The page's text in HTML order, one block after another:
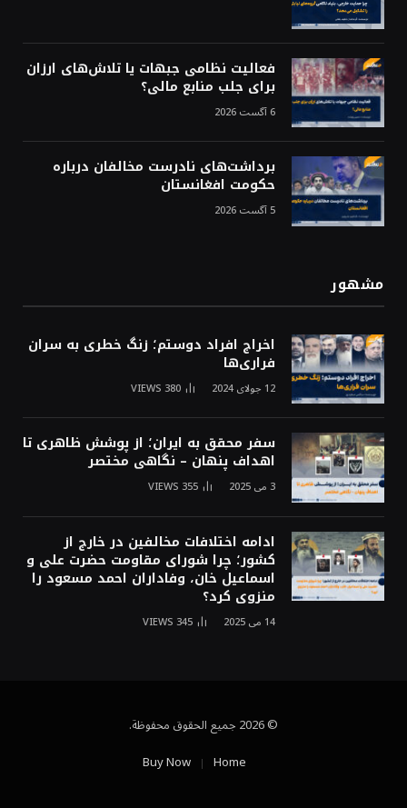
فعالیت نظامی جبهات یا تلاش‌های ارزان
برای جلب منابع مالی؟
6 آگست 2026
برداشت‌های نادرست مخالفان درباره
حکومت افغانستان
5 آگست 2026
مشهور
اخراج افراد دوستم؛ زنگ خطری به سران
فراری‌ها
12 جولای 2024 380
VIEWS
سفر محقق به ایران؛ از پوشش ظاهری تا
اهداف پنهان – نگاهی مختصر
3 می 2025 355
VIEWS
ادامه اختلافات مخالفین در خارج از
کشور؛ چرا شورای مقاومت حضرت علی و
اسماعیل خان، وفاداران احمد مسعود را
منزوی کرد؟
14 می 2025 345
VIEWS
© 2026 جميع الحقوق محفوظة.
Home
Buy Now